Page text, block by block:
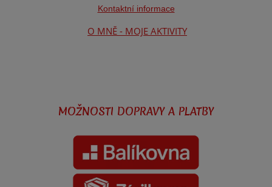
Kontaktní informace
O MNĚ - MOJE AKTIVITY
MOŽNOSTI DOPRAVY A PLATBY